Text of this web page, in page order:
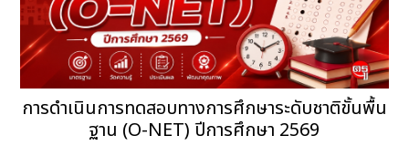
การดำเนินการทดสอบทางการศึกษาระดับชาติขั้นพื้น
ฐาน (O-NET) ปีการศึกษา 2569